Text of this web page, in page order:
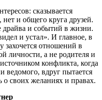
сказывается
и общего круга друзей.
и событий в жизни.
и устал». И главное, в
захочется отношений в
личности, а не родителя и
конфликта, когда
ведомого, вдруг пытается
о своих желаниях и правах.